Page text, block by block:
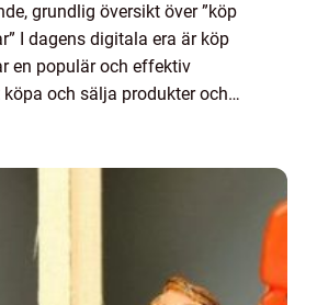
grundlig översikt över ”köp
I dagens digitala era är köp
en populär och effektiv
och sälja produkter och